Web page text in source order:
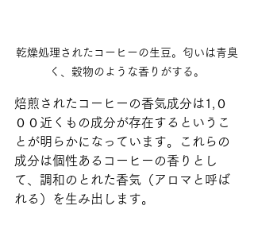
乾燥処理されたコーヒーの生豆。匂いは青臭
く、穀物のような香りがする。
焙煎されたコーヒーの香気成分は1,０
００近くもの成分が存在するというこ
とが明らかになっています。これらの
成分は個性あるコーヒーの香りとし
て、調和のとれた香気（アロマと呼ば
れる）を生み出します。